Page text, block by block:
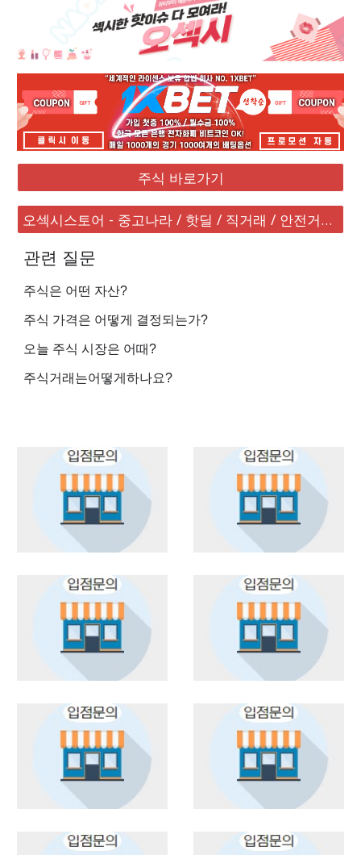
주식 바로가기
오섹시스토어 - 중고나라 / 핫딜 / 직거래 / 안전거래 바로가기
관련 질문
주식은 어떤 자산?
주식 가격은 어떻게 결정되는가?
오늘 주식 시장은 어때?
주식거래는어떻게하나요?